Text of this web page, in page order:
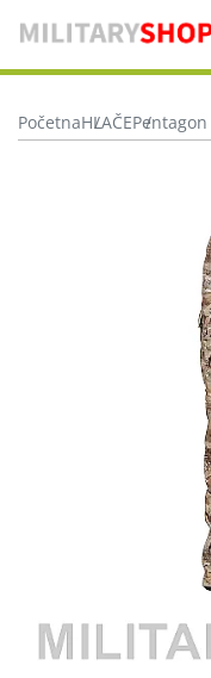
PočetnaHLAČE